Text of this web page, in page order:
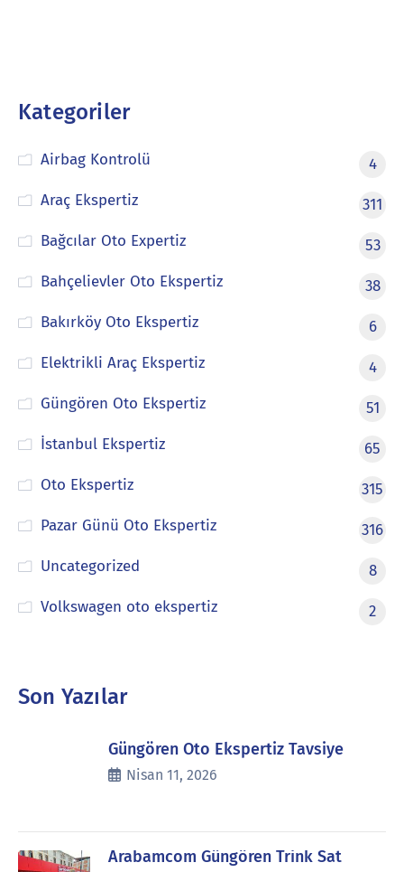
Kategoriler
Airbag Kontrolü
4
Araç Ekspertiz
311
Bağcılar Oto Expertiz
53
Bahçelievler Oto Ekspertiz
38
Bakırköy Oto Ekspertiz
6
Elektrikli Araç Ekspertiz
4
Güngören Oto Ekspertiz
51
İstanbul Ekspertiz
65
Oto Ekspertiz
315
Pazar Günü Oto Ekspertiz
316
Uncategorized
8
Volkswagen oto ekspertiz
2
Son Yazılar
Güngören Oto Ekspertiz Tavsiye
Nisan 11, 2026
Arabamcom Güngören Trink Sat